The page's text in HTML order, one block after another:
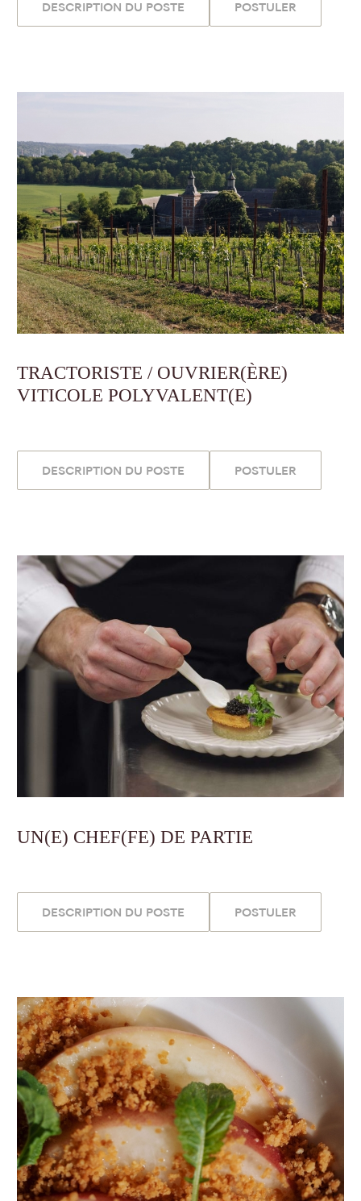
DESCRIPTION DU POSTE POSTULER
TRACTORISTE / OUVRIER(ÈRE)
VITICOLE POLYVALENT(E)
DESCRIPTION DU POSTE POSTULER
UN(E) CHEF(FE) DE PARTIE
DESCRIPTION DU POSTE POSTULER